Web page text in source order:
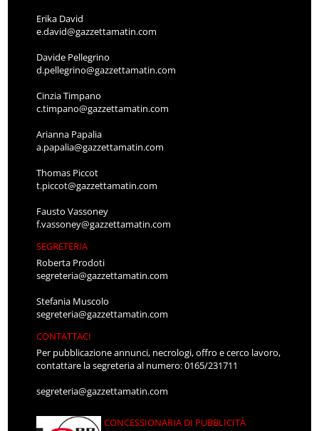
Erika David
e.david@gazzettamatin.com
Davide Pellegrino
d.pellegrino@gazzettamatin.com
Cinzia Timpano
c.timpano@gazzettamatin.com
Arianna Papalia
a.papalia@gazzettamatin.com
Thomas Piccot
t.piccot@gazzettamatin.com
Fausto Vassoney
f.vassoney@gazzettamatin.com
SEGRETERIA
Roberta Prodoti
segreteria@gazzettamatin.com
Stefania Muscolo
segreteria@gazzettamatin.com
CONTATTACI
Per pubblicazione annunci, necrologi, offro e cerco lavoro,
contattare la segreteria al numero: 0165/231711
segreteria@gazzettamatin.com
CONCESSIONARIA DI PUBBLICITÀ